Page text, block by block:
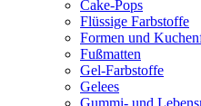
Cake-Pops
Flüssige Farbstoffe
Formen und
Fußmatten
Gel-Farbstoffe
Gelees
Gummi- und